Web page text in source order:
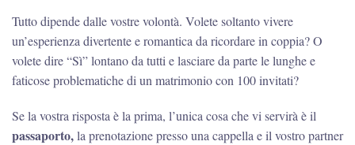
Tutto dipende dalle vostre volontà. Volete soltanto vivere
un’esperienza divertente e romantica da ricordare in coppia? O
volete dire “Sì” lontano da tutti e lasciare da parte le lunghe e
faticose problematiche di un matrimonio con 100 invitati?
Se la vostra risposta è la prima, l’unica cosa che vi servirà è il
passaporto,la prenotazione presso una cappella e il vostro partner